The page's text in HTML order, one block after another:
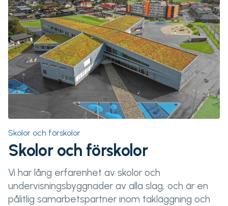
Skolor och förskolor
Skolor och förskolor
Vi har lång erfarenhet av skolor och
undervisningsbyggnader av alla slag, och är en
pålitlig samarbetspartner inom takläggning och